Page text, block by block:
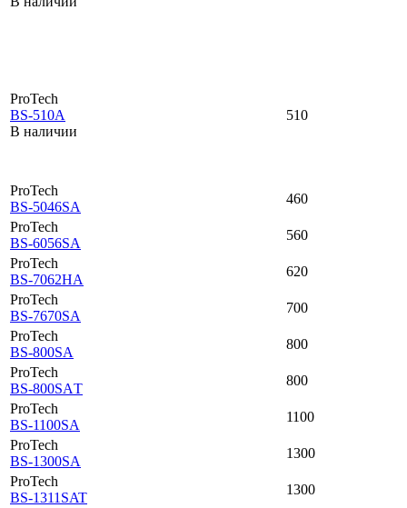
ProTech
BS-510А
В наличии
510
ProTech
BS-5046SA
460
ProTech
BS-6056SA
560
ProTech
BS-7062HA
620
ProTech
BS-7670SА
700
ProTech
BS-800SА
800
ProTech
BS-800SАT
800
ProTech
BS-1100SА
1100
ProTech
BS-1300SА
1300
ProTech
BS-1311SAT
1300